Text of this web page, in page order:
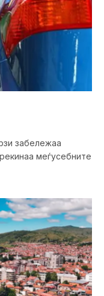
забележаа
меѓусебните